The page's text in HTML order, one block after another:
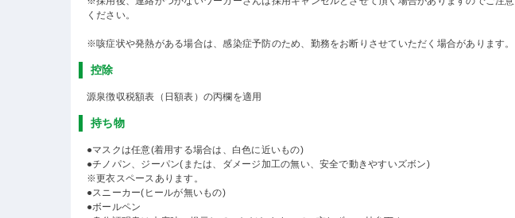
ください。
※咳症状や発熱がある場合は、感染症予防のため、勤務をお断りさせていただく場合があります。
控除
源泉徴収税額表（日額表）の丙欄を適用
持ち物
●マスクは任意(着用する場合は、白色に近いもの)
●チノパン、ジーパン(または、ダメージ加工の無い、安全で動きやすいズボン)
※更衣スペースあります。
●スニーカー(ヒールが無いもの)
●ボールペン